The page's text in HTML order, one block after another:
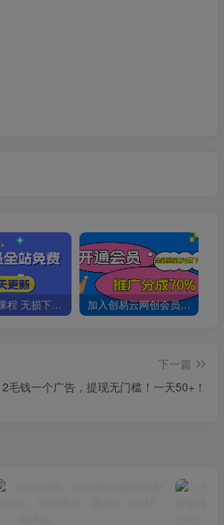
全网VIP课程 无损下载~ 加入创易云网创会员，全站资源免费学习。
下一篇
毛钱一个广告，提现无门槛！一天50+！